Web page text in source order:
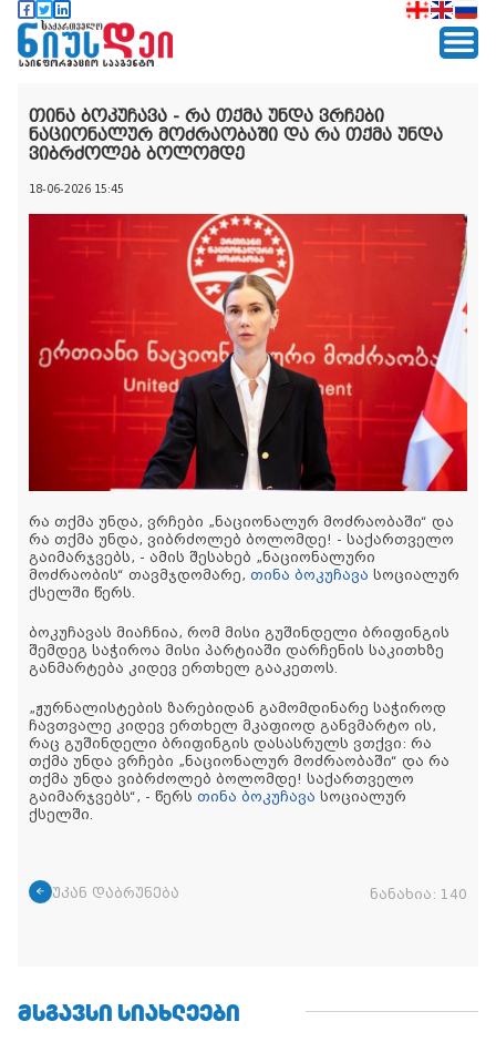
თინა ბოკუჩავა - რა თქმა უნდა ვრჩები
ნაციონალურ მოძრაობაში და რა თქმა უნდა
ვიბრძოლებ ბოლომდე
18-06-2026 15:45
რა თქმა უნდა, ვრჩები „ნაციონალურ მოძრაობაში“ და
რა თქმა უნდა, ვიბრძოლებ ბოლომდე! - საქართველო
გაიმარჯვებს, - ამის შესახებ „ნაციონალური
მოძრაობის“ თავმჯდომარე, თინა ბოკუჩავა სოციალურ
ქსელში წერს.
ბოკუჩავას მიაჩნია, რომ მისი გუშინდელი ბრიფინგის
შემდეგ საჭიროა მისი პარტიაში დარჩენის საკითხზე
განმარტება კიდევ ერთხელ გააკეთოს.
„ჟურნალისტების ზარებიდან გამომდინარე საჭიროდ
ჩავთვალე კიდევ ერთხელ მკაფიოდ განვმარტო ის,
რაც გუშინდელი ბრიფინგის დასასრულს ვთქვი: რა
თქმა უნდა ვრჩები „ნაციონალურ მოძრაობაში“ და რა
თქმა უნდა ვიბრძოლებ ბოლომდე! საქართველო
გაიმარჯვებს“, - წერს თინა ბოკუჩავა სოციალურ
ქსელში.
უკან დაბრუნება ნანახია: 140
ᲛᲡᲒᲐᲕᲡᲘ ᲡᲘᲐᲮᲚᲔᲔᲑᲘ